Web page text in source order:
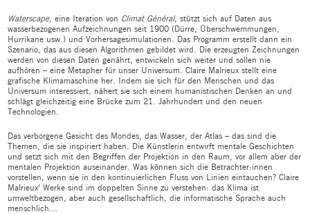
Waterscape, eine Iteration von Climat Général, stützt sich auf Daten aus
wasserbezogenen Aufzeichnungen seit 1900 (Dürre, Überschwemmungen,
Hurrikane usw.) und Vorhersagesimulationen. Das Programm erstellt dann ein
Szenario, das aus diesen Algorithmen gebildet wird. Die erzeugten Zeichnungen
werden von diesen Daten genährt, entwickeln sich weiter und sollen nie
aufhören – eine Metapher für unser Universum. Claire Malrieux stellt eine
grafische Klimamaschine her. Indem sie sich für den Menschen und das
Universum interessiert, nähert sie sich einem humanistischen Denken an und
schlägt gleichzeitig eine Brücke zum 21. Jahrhundert und den neuen
Technologien.
Das verborgene Gesicht des Mondes, das Wasser, der Atlas – das sind die
Themen, die sie inspiriert haben. Die Künstlerin entwirft mentale Geschichten
und setzt sich mit den Begriffen der Projektion in den Raum, vor allem aber der
mentalen Projektion auseinander. Was können sich die Betrachter:innen
vorstellen, wenn sie in den kontinuierlichen Fluss von Linien eintauchen? Claire
Malrieux‘ Werke sind im doppelten Sinne zu verstehen: das Klima ist
umweltbezogen, aber auch gesellschaftlich, die informatische Sprache auch
menschlich…